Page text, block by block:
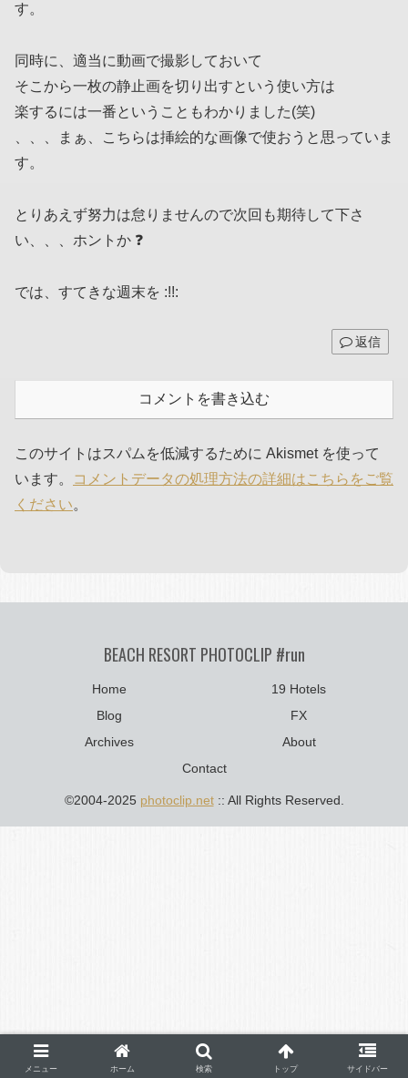
す。
同時に、適当に動画で撮影しておいて
そこから一枚の静止画を切り出すという使い方は
楽するには一番ということもわかりました(笑)
、、、まぁ、こちらは挿絵的な画像で使おうと思っていま
す。
とりあえず努力は怠りませんので次回も期待して下さ
い、、、ホントか ❓
では、すてきな週末を :!!:
返信
コメントを書き込む
このサイトはスパムを低減するために Akismet を使って
います。
コメントデータの処理方法の詳細はこちらをご覧
ください。
BEACH RESORT PHOTOCLIP #run
Home
19 Hotels
Blog
FX
Archives
About
Contact
©2004-2025 photoclip.net:: All Rights Reserved.
メニュー ホーム 検索 トップ サイドバー